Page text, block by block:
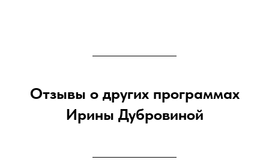
Отзывы о других программах
Ирины Дубровиной